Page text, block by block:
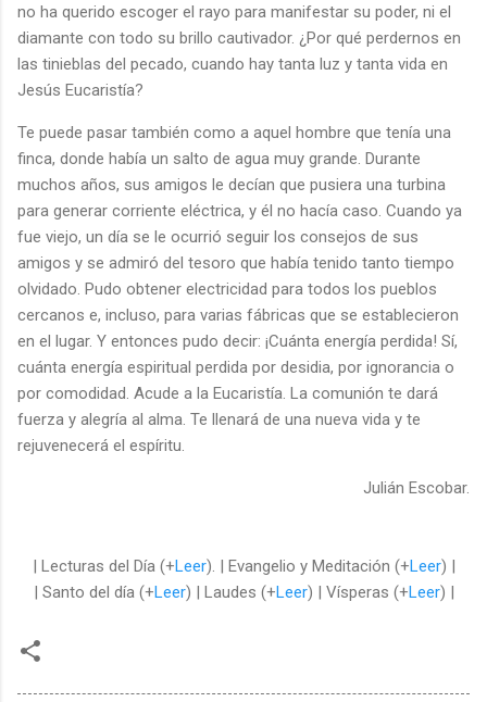
no ha querido escoger el rayo para manifestar su poder, ni el
diamante con todo su brillo cautivador. ¿Por qué perdernos en
las tinieblas del pecado, cuando hay tanta luz y tanta vida en
Jesús Eucaristía?
Te puede pasar también como a aquel hombre que tenía una
finca, donde había un salto de agua muy grande. Durante
muchos años, sus amigos le decían que pusiera una turbina
para generar corriente eléctrica, y él no hacía caso. Cuando ya
fue viejo, un día se le ocurrió seguir los consejos de sus
amigos y se admiró del tesoro que había tenido tanto tiempo
olvidado. Pudo obtener electricidad para todos los pueblos
cercanos e, incluso, para varias fábricas que se establecieron
en el lugar. Y entonces pudo decir: ¡Cuánta energía perdida! Sí,
cuánta energía espiritual perdida por desidia, por ignorancia o
por comodidad. Acude a la Eucaristía. La comunión te dará
fuerza y alegría al alma. Te llenará de una nueva vida y te
rejuvenecerá el espíritu.
Julián Escobar.
| Lecturas del Día (+Leer). | Evangelio y Meditación (+Leer) |
| Santo del día (+Leer) | Laudes (+Leer) | Vísperas (+Leer) |